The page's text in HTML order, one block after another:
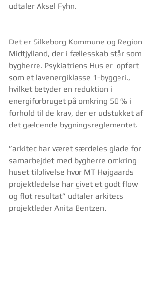
udtaler Aksel Fyhn.
Det er Silkeborg Kommune og Region
Midtjylland, der i fællesskab står som
bygherre. Psykiatriens Hus er  opført
som et lavenergiklasse 1-byggeri.,
hvilket betyder en reduktion i
energiforbruget på omkring 50 % i
forhold til de krav, der er udstukket af
det gældende bygningsreglementet.
”arkitec har været særdeles glade for
samarbejdet med bygherre omkring
huset tilblivelse hvor MT Højgaards
projektledelse har givet et godt flow
og flot resultat” udtaler arkitecs
projektleder Anita Bentzen.